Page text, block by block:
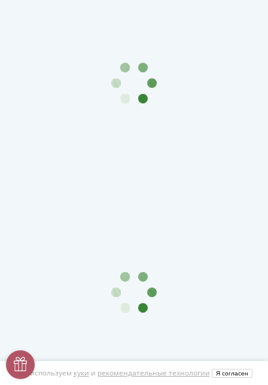
Мы используем куки и рекомендательные технологии Я согласен